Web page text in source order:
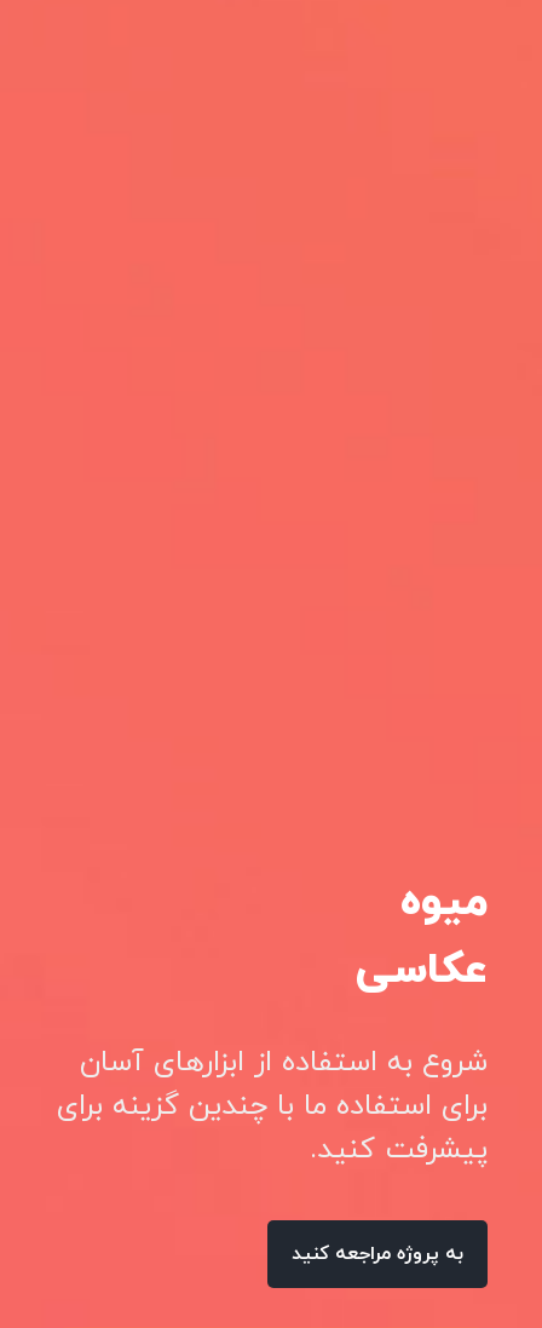
میوه
عکاسی
شروع به استفاده از ابزارهای آسان
برای استفاده ما با چندین گزینه برای
پیشرفت کنید.
به پروژه مراجعه کنید